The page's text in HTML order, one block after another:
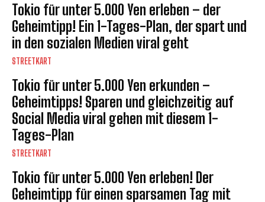
Tokio für unter 5.000 Yen erleben – der
Geheimtipp! Ein 1-Tages-Plan, der spart und
in den sozialen Medien viral geht
STREETKART
Tokio für unter 5.000 Yen erkunden –
Geheimtipps! Sparen und gleichzeitig auf
Social Media viral gehen mit diesem 1-
Tages-Plan
STREETKART
Tokio für unter 5.000 Yen erleben! Der
Geheimtipp für einen sparsamen Tag mit